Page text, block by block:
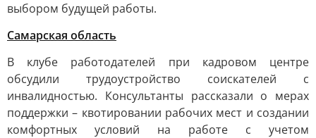
выбором будущей работы.
Самарская область
В клубе работодателей при кадровом центре
обсудили трудоустройство соискателей с
инвалидностью. Консультанты рассказали о мерах
поддержки – квотировании рабочих мест и создании
комфортных условий на работе с учетом